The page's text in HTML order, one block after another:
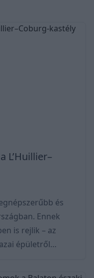
L’Huillier–
és
Ennek
is rejlik – az
épületről
Építésének,